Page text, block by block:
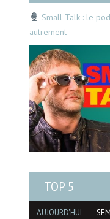
Small Talk : le
autrement
TOP 5
AUJOURD'HUI